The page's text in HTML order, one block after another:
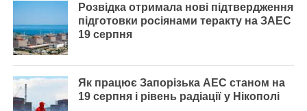
Розвідка отримала нові підтвердження
підготовки росіянами теракту на ЗАЕС
19 серпня
Як працює Запорізька АЕС станом на
19 серпня і рівень радіації у Нікополі